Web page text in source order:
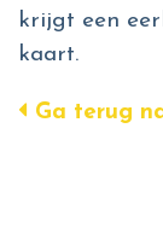
krijgt een
kaart.
Ga terug